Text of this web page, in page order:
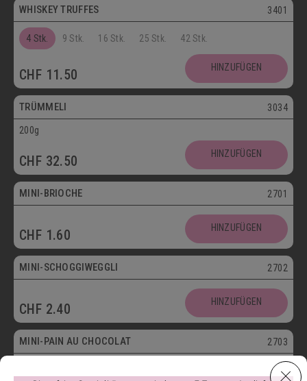
WHISKEY TRUFFES 3401
4 Stk. 9 Stk. 16 Stk. 25 Stk. 42 Stk.
CHF 11.50 HINZUFÜGEN
Vegetarisch
TRÜMMELI 3034
200g
CHF 32.50 HINZUFÜGEN
Vegetarisch
MINI-BRIOCHE 2701
CHF 1.60 HINZUFÜGEN
Vegetarisch
MINI-SCHOGGIWEGGLI 2702
CHF 2.40 HINZUFÜGEN
Vegetarisch
MINI-PAIN AU CHOCOLAT 2703
HINZUFÜGEN